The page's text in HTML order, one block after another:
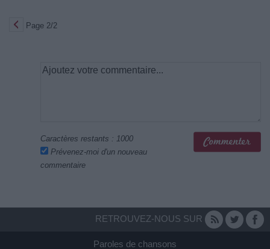
Page 2/2
Caractères restants : 1000
Prévenez-moi d'un nouveau
commentaire
RETROUVEZ-NOUS SUR
Paroles de chansons